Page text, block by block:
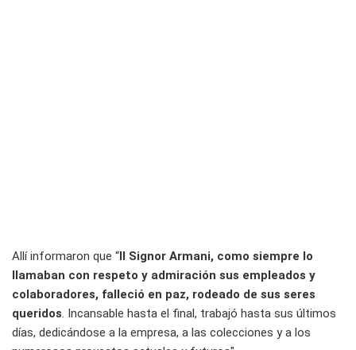
Allí informaron que “Il Signor Armani, como siempre lo
llamaban con respeto y admiración sus empleados y
colaboradores, falleció en paz, rodeado de sus seres
queridos. Incansable hasta el final, trabajó hasta sus últimos
días, dedicándose a la empresa, a las colecciones y a los